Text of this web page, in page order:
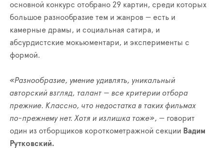
основной конкурс отобрано 29 картин, среди которых
большое разнообразие тем и жанров — есть и
камерные драмы, и социальная сатира, и
абсурдистские мокьюментари, и эксперименты с
формой.
«Разнообразие, умение удивлять, уникальный
авторский взгляд, талант — все критерии отбора
прежние. Классно, что недостатка в таких фильмах
по-прежнему нет. Хотя и излишка тоже», — говорит
один из отборщиков короткометражной секции Вадим
Рутковский.